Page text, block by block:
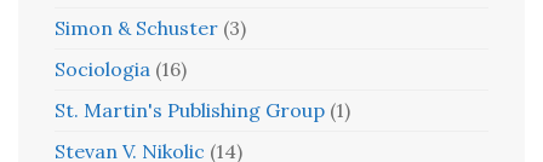
Simon & Schuster (3)
Sociologia (16)
St. Martin's Publishing Group (1)
Stevan V. Nikolic (14)